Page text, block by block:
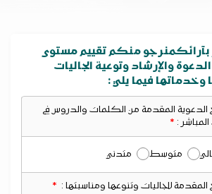
منكم تقييم مستوى
والإرشاد وتوعية الجاليات
وخدماتها فيما يلي :
الدعوية المقدمة من الكلمات والدروس في
:
متوسط متدني